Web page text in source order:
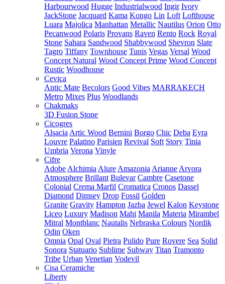
Harbourwood Hugge Industrialwood Ingir Ivory
JackStone Jacquard Kama Kongo Lin Loft Lofthouse
Luara Majolica Manhattan Metallic Nautilus Orion Otto
Pecanwood Polaris Provans Raven Rento Rock Royal
Stone Sahara Sandwood Shabbywood Shevron Slate
Tagro Tiffany Townhouse Tunis Vegas Versal Wood
Concept Natural Wood Concept Prime Wood Concept
Rustic Woodhouse
Cevica
Antic Mate Becolors Good Vibes MARRAKECH
Metro Mixes Plus Woodlands
Chakmaks
3D Fusion Stone
Cicogres
Alsacia Artic Wood Bernini Borgo Chic Deba Eyra
Louvre Palatino Parisien Revival Soft Story Tinia
Umbria Verona Vinyle
Cifre
Adobe Alchimia Alure Amazonia Arianne Arvora
Atmosphere Brillant Bulevar Cambre Casetone
Colonial Crema Marfil Cromatica Cronos Dassel
Diamond Dimsey Drop Fossil Golden
Granite Gravity Hampton Jazba Jewel Kalon Keystone
Liceo Luxury Madison Mahi Manila Materia Mirambel
Mitral Montblanc Nautalis Nebraska Colours Nordik
Odin Oken
Omnia Opal Oval Pietra Pulido Pure Rovere Sea Solid
Sonora Statuario Sublime Subway Titan Tramonto
Tribe Urban Venetian Vodevil
Cisa Ceramiche
Liberty